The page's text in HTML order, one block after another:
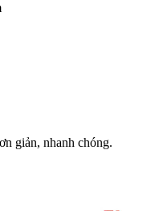
giản, nhanh chóng.